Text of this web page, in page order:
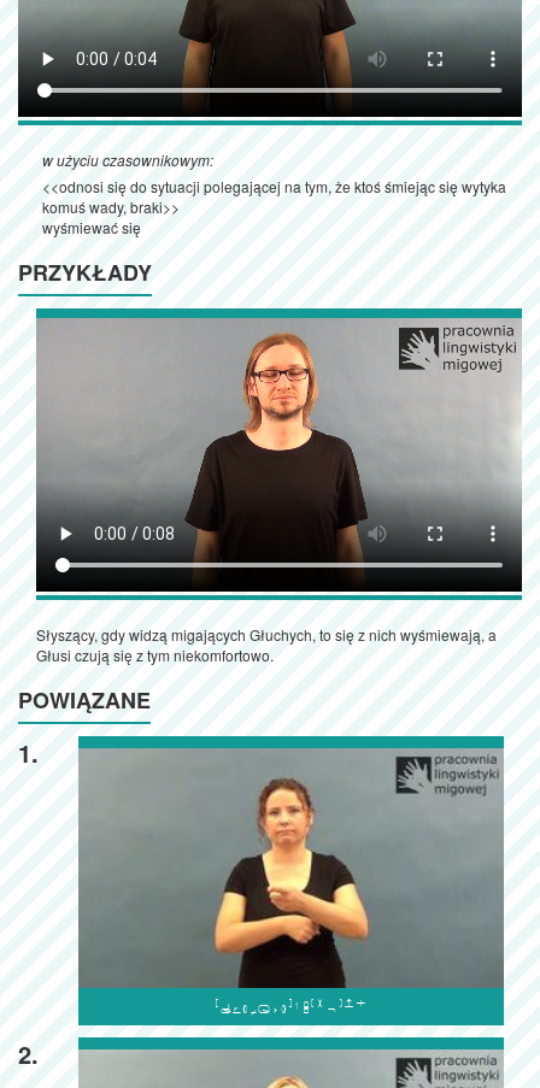
w użyciu czasownikowym:
<<odnosi się do sytuacji polegającej na tym, że ktoś śmiejąc się wytyka
komuś wady, braki>>
wyśmiewać się
PRZYKŁADY
Słyszący, gdy widzą migających Głuchych, to się z nich wyśmiewają, a
Głusi czują się z tym niekomfortowo.
POWIĄZANE
1.

2.